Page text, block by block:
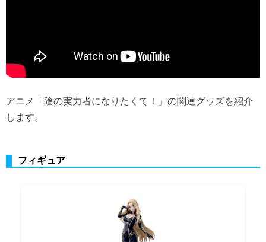
アニメ「陰の実力者になりたくて！」の関連グッズを紹介
します。
フィギュア